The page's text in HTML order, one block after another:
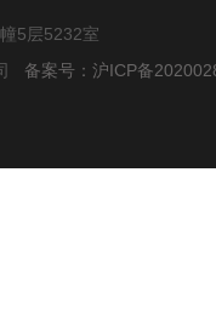
5层5232室
备案号：沪ICP备